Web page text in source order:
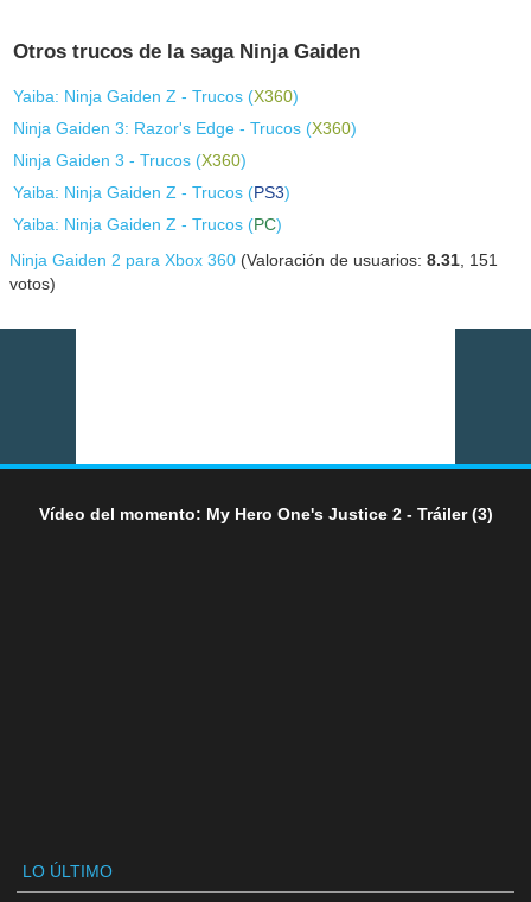
Otros trucos de la saga Ninja Gaiden
Yaiba: Ninja Gaiden Z - Trucos (X360)
Ninja Gaiden 3: Razor's Edge - Trucos (X360)
Ninja Gaiden 3 - Trucos (X360)
Yaiba: Ninja Gaiden Z - Trucos (PS3)
Yaiba: Ninja Gaiden Z - Trucos (PC)
Ninja Gaiden 2 para Xbox 360 (Valoración de usuarios:8.31, 151
votos)
Vídeo del momento: My Hero One's Justice 2 - Tráiler (3)
LO ÚLTIMO